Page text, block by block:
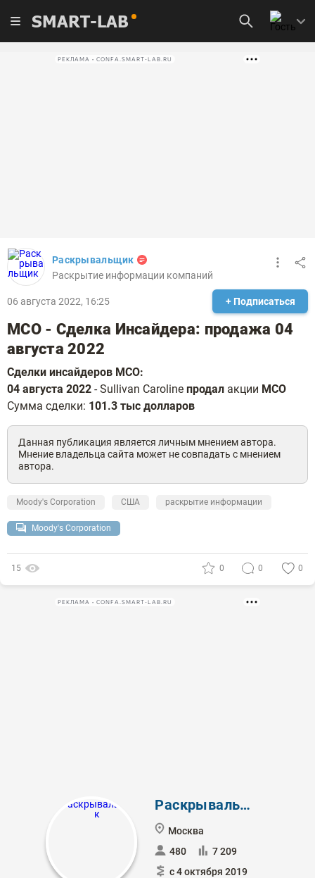
SMART-LAB
РЕКЛАМА • CONFA.SMART-LAB.RU
Раскрывальщик
Раскрытие информации компаний
06 августа 2022, 16:25 + Подписаться
MCO - Сделка Инсайдера: продажа 04
августа 2022
Сделки инсайдеров MCO:
04 августа 2022 - Sullivan Caroline продал акции MCO
Сумма сделки: 101.3 тыс долларов
Данная публикация является личным мнением автора.
Мнение владельца сайта может не совпадать с мнением
автора.
Moody's Corporation США раскрытие информации
Moody's Corporation
15 0 0 0
РЕКЛАМА • CONFA.SMART-LAB.RU
Раскрывальщик
Москва
480
7 209
с 4 октября 2019